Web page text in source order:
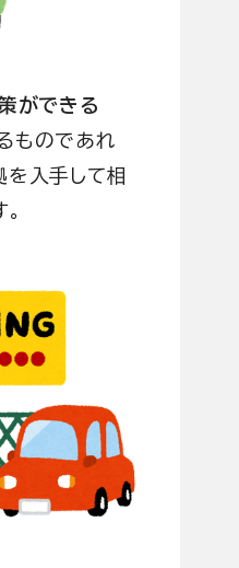
ができる
ものであれ
を入手して相